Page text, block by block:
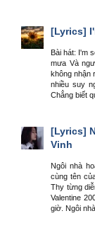
[Lyrics]
Bài hát: I'm
mưa Và
không nhận
nhiều suy
Chẳng biết
[Lyrics]
Vinh
Ngôi nhà
cùng tên
Thy từng
Valentine
giờ. Ngôi